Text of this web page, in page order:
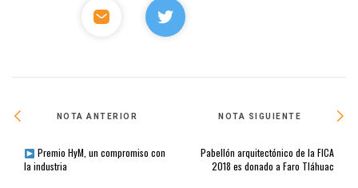
NOTA ANTERIOR
Premio HyM, un compromiso con
la industria
NOTA SIGUIENTE
Pabellón arquitectónico de la FICA
2018 es donado a Faro Tláhuac